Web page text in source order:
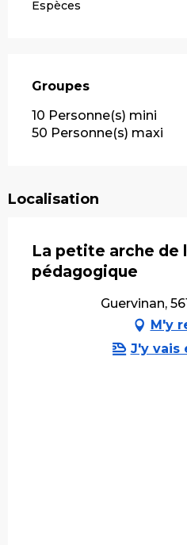
Espèces
Groupes
Groupes
10 Personne(s) mini
50 Personne(s) maxi
Localisation
La petite arche de
pédagogique
Guervinan,
M'y
J'y vais